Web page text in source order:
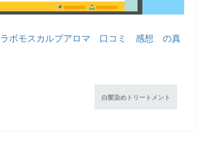
ラボモスカルプアロマ 口コミ 感想 の真
白髪染めトリートメント